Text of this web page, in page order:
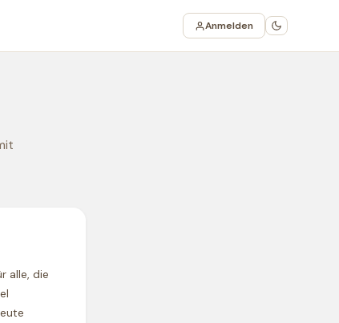
Anmelden
alle, die